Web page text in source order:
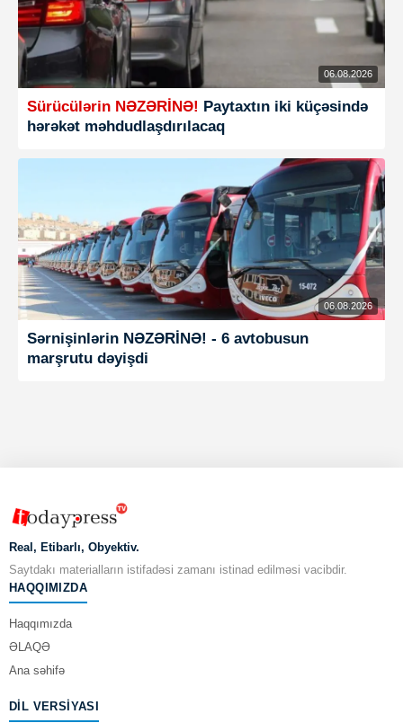
06.08.2026
Sürücülərin NƏZƏRİNƏ! Paytaxtın iki küçəsində
hərəkət məhdudlaşdırılacaq
06.08.2026
Sərnişinlərin NƏZƏRİNƏ! - 6 avtobusun
marşrutu dəyişdi
Real, Etibarlı, Obyektiv.
Saytdakı materialların istifadəsi zamanı istinad edilməsi vacibdir.
HAQQIMIZDA
Haqqımızda
ƏLAQƏ
Ana səhifə
DIL VERSIYASI